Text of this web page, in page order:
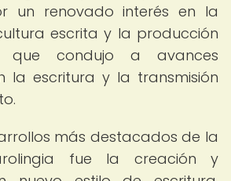
un renovado interés en la
escrita y la producción
condujo a avances
la escritura y la transmisión
más destacados de la
fue la creación y